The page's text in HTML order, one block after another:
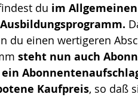
du im
du einen wertigeren
steht nun auch
Kaufpreis, so daß